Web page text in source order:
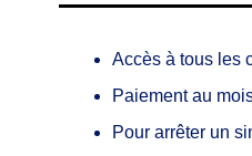
Accès à tous les
Paiement au
Pour arrêter un